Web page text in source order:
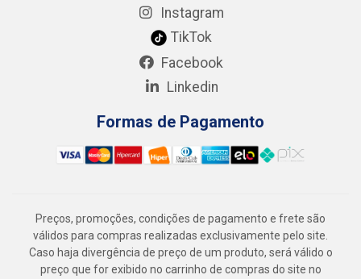
Instagram
TikTok
Facebook
Linkedin
Formas de Pagamento
Preços, promoções, condições de pagamento e frete são
válidos para compras realizadas exclusivamente pelo site.
Caso haja divergência de preço de um produto, será válido o
preço que for exibido no carrinho de compras do site no